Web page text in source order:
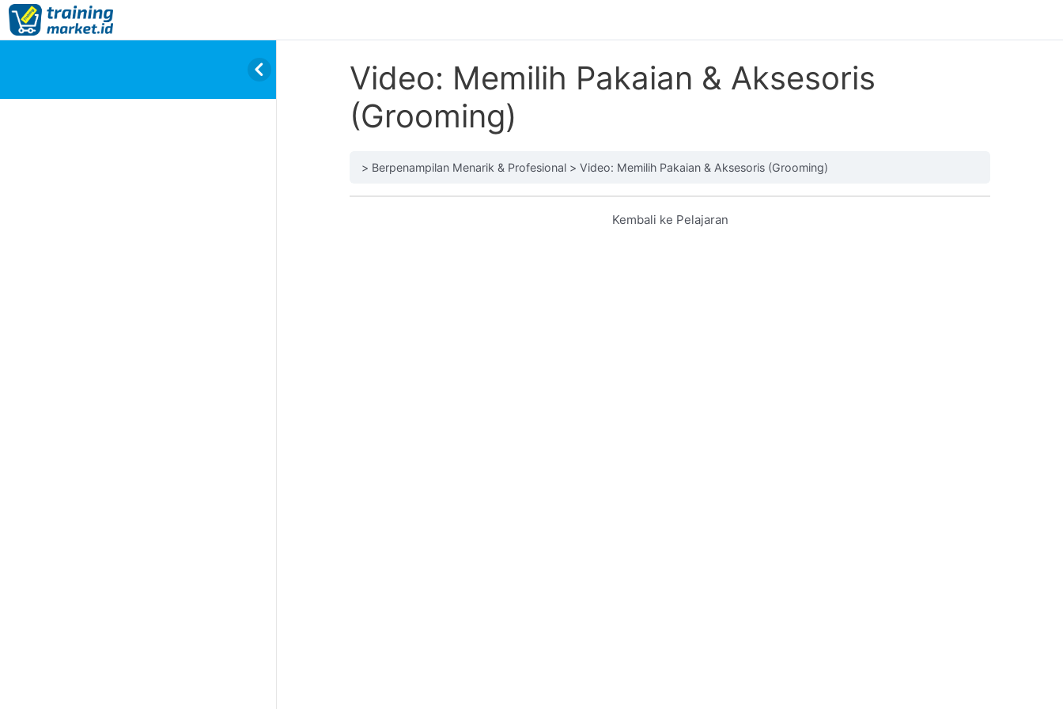
Video: Memilih Pakaian & Aksesoris
(Grooming)
Berpenampilan Menarik & Profesional Video: Memilih Pakaian & Aksesoris (Grooming)
Kembali ke Pelajaran